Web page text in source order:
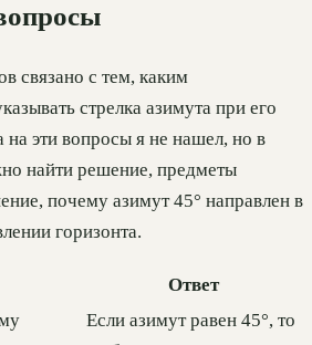
связано с тем, каким
стрелка азимута при его
на эти вопросы я не нашел, но в
найти решение, предметы
почему азимут 45° направлен в
горизонта.
Ответ
Если азимут равен 45°, то